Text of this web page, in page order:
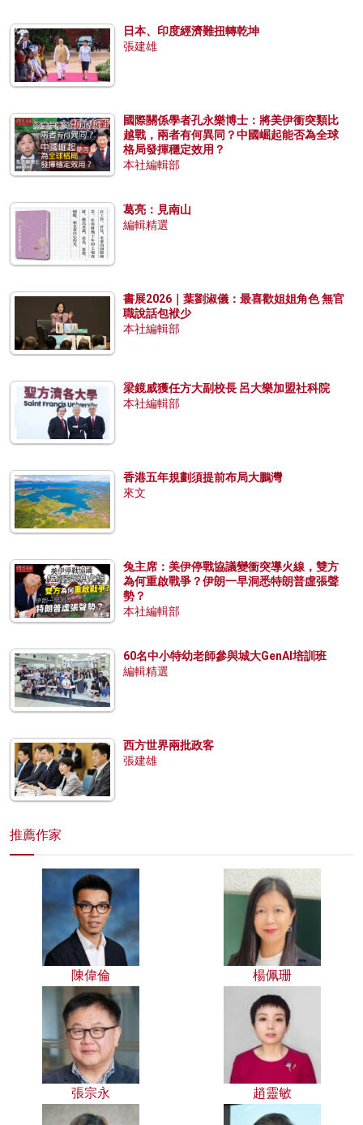
日本、印度經濟難扭轉乾坤
張建雄
國際關係學者孔永樂博士：將美伊衝突類比
越戰，兩者有何異同？中國崛起能否為全球
格局發揮穩定效用？
本社編輯部
葛亮：見南山
編輯精選
書展2026｜葉劉淑儀：最喜歡姐姐角色 無官
職說話包袱少
本社編輯部
梁鏡威獲任方大副校長 呂大樂加盟社科院
本社編輯部
香港五年規劃須提前布局大鵬灣
來文
兔主席：美伊停戰協議變衝突導火線，雙方
為何重啟戰爭？伊朗一早洞悉特朗普虛張聲
勢？
本社編輯部
60名中小特幼老師參與城大GenAI培訓班
編輯精選
西方世界兩批政客
張建雄
推薦作家
陳偉倫 楊佩珊
張宗永 趙靈敏